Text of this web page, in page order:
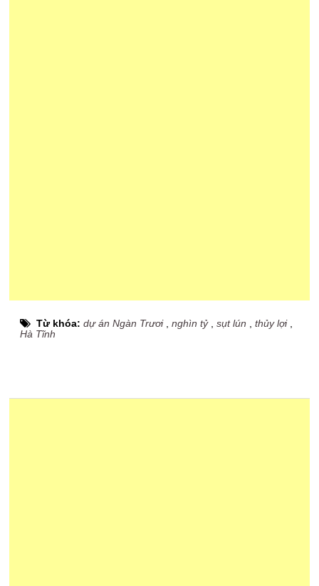
Từ khóa:dự án Ngàn Trươi,nghìn tỷ,sụt lún ,thủy lợi,
Hà Tĩnh